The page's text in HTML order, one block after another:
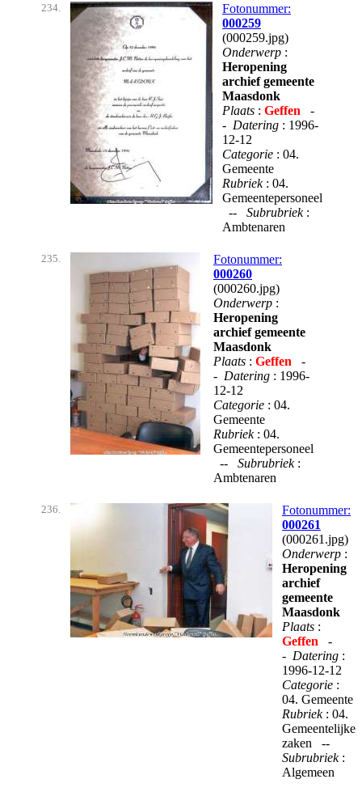
234.
Fotonummer:
000259
(000259.jpg)
Onderwerp :
Heropening
archief gemeente
Maasdonk
Plaats : Geffen -
- Datering : 1996-
12-12
Categorie : 04.
Gemeente
Rubriek : 04.
Gemeentepersoneel
-- Subrubriek :
Ambtenaren
235.
Fotonummer:
000260
(000260.jpg)
Onderwerp :
Heropening
archief gemeente
Maasdonk
Plaats : Geffen -
- Datering : 1996-
12-12
Categorie : 04.
Gemeente
Rubriek : 04.
Gemeentepersoneel
-- Subrubriek :
Ambtenaren
236.
Fotonummer:
000261
(000261.jpg)
Onderwerp :
Heropening
archief
gemeente
Maasdonk
Plaats :
Geffen -
- Datering :
1996-12-12
Categorie :
04. Gemeente
Rubriek : 04.
Gemeentelijke
zaken --
Subrubriek :
Algemeen